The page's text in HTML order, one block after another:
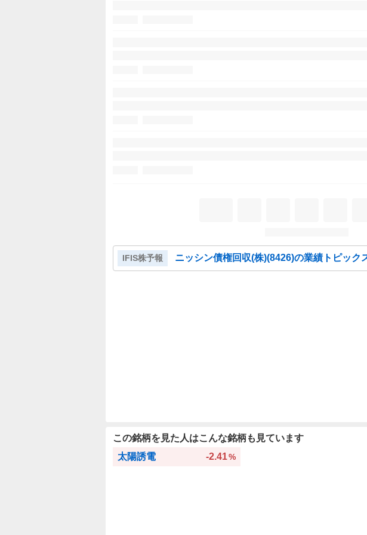
IFIS株予報 ニッシン債権回収(株)(8426)の業績トピック
この銘柄を見た人はこんな銘柄も見ています
太陽誘電
-2.41%